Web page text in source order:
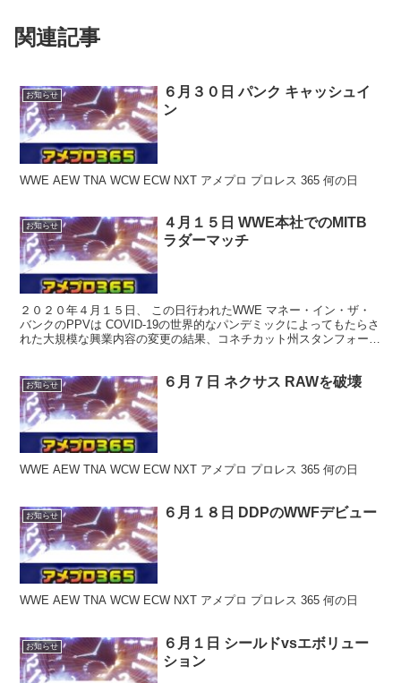
関連記事
お知らせ
６月３０日 パンク キャッシュイ
ン
WWE AEW TNA WCW ECW NXT アメプロ プロレス 365 何の日
お知らせ
４月１５日 WWE本社でのMITB
ラダーマッチ
２０２０年４月１５日、 この日行われたWWE マネー・イン・ザ・
バンクのPPVは COVID-19の世界的なパンデミックによってもたらさ
れた大規模な興業内容の変更の結果、コネチカット州スタンフォード
お知らせ ６月７日 ネクサス RAWを破壊
WWE AEW TNA WCW ECW NXT アメプロ プロレス 365 何の日
お知らせ ６月１８日 DDPのWWFデビュー
WWE AEW TNA WCW ECW NXT アメプロ プロレス 365 何の日
お知らせ
６月１日 シールドvsエボリュー
ション